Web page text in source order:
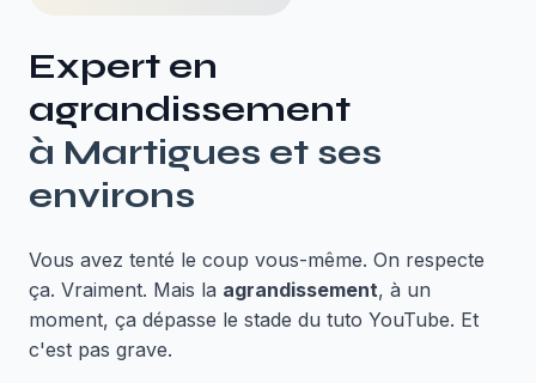
Expert en
agrandissement
à Martigues et ses
environs
Vous avez tenté le coup vous-même. On respecte
ça. Vraiment. Mais la agrandissement, à un
moment, ça dépasse le stade du tuto YouTube. Et
c'est pas grave.